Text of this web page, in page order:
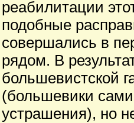
реабилитации
подобные
совершались в
рядом. В
большевистской
(большевики
устрашения), но